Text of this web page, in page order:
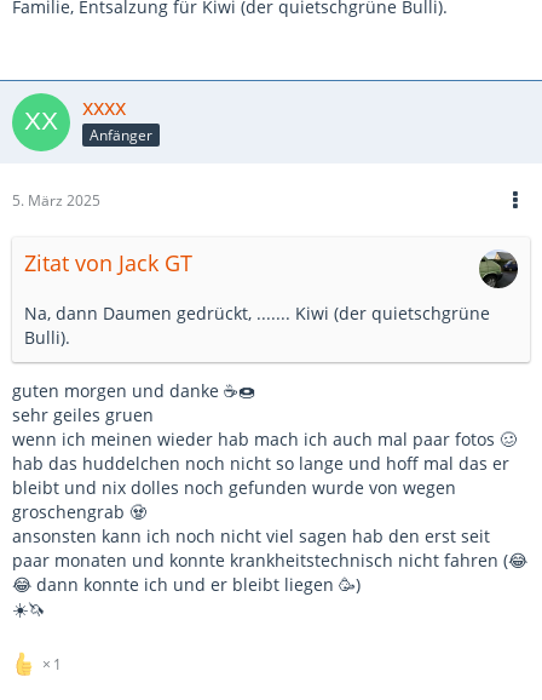
Familie, Entsalzung für Kiwi (der quietschgrüne Bulli).
xxxx
Anfänger
5. März 2025
Zitat von Jack GT
Na, dann Daumen gedrückt, ....... Kiwi (der quietschgrüne
Bulli).
guten morgen und danke ☕🍩
sehr geiles gruen
wenn ich meinen wieder hab mach ich auch mal paar fotos 🥴
hab das huddelchen noch nicht so lange und hoff mal das er
bleibt und nix dolles noch gefunden wurde von wegen
groschengrab 🧟
ansonsten kann ich noch nicht viel sagen hab den erst seit
paar monaten und konnte krankheitstechnisch nicht fahren (😂
😂 dann konnte ich und er bleibt liegen 🥳)
☀️🦄
1